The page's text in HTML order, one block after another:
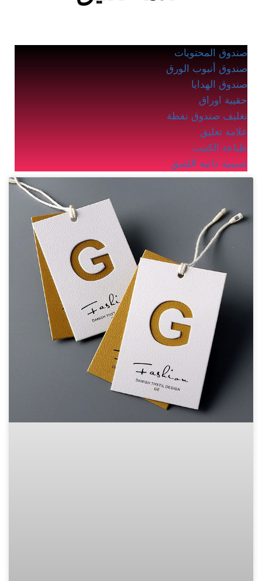
صندوق المحتويات
صندوق أنبوب الورق
صندوق الهدايا
حقيبة اوراق
تغليف صندوق نفطة
علامة تعليق
طباعة الكتيب
تسمية ذاتية اللصق